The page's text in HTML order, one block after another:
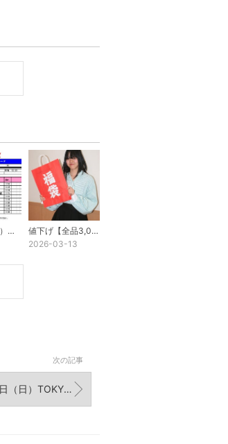
3月29日（日）王子アイパレ～花見イベント～定例ライブ
値下げ【全品3,000円】2026年新春私物福袋はブログで販売します
2026-03-13
次の記事
5月17日（日）TOKYO LADIES COLLECTION LIVE & RUNWAY